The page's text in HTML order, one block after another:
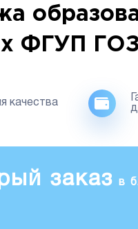
ФГУП
качества
заказ в